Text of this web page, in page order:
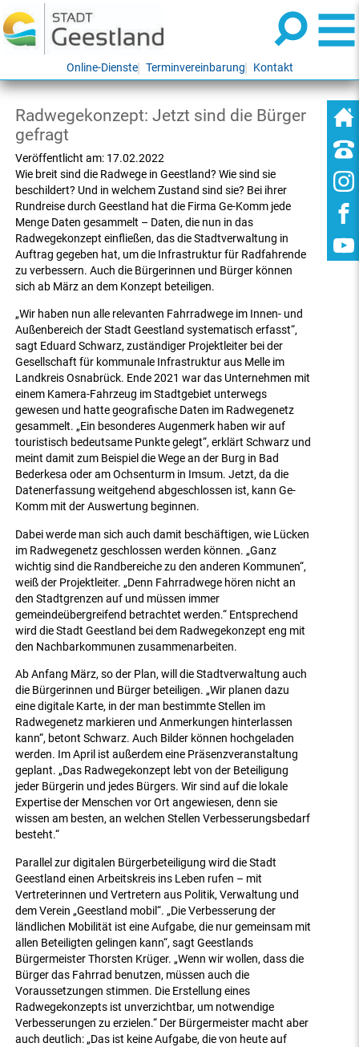
Online-Dienste Terminvereinbarung Kontakt
Radwegekonzept: Jetzt sind die Bürger
gefragt
Veröffentlicht am: 17.02.2022
Wie breit sind die Radwege in Geestland? Wie sind sie
beschildert? Und in welchem Zustand sind sie? Bei ihrer
Rundreise durch Geestland hat die Firma Ge-Komm jede
Menge Daten gesammelt – Daten, die nun in das
Radwegekonzept einfließen, das die Stadtverwaltung in
Auftrag gegeben hat, um die Infrastruktur für Radfahrende
zu verbessern. Auch die Bürgerinnen und Bürger können
sich ab März an dem Konzept beteiligen.
„Wir haben nun alle relevanten Fahrradwege im Innen- und
Außenbereich der Stadt Geestland systematisch erfasst“,
sagt Eduard Schwarz, zuständiger Projektleiter bei der
Gesellschaft für kommunale Infrastruktur aus Melle im
Landkreis Osnabrück. Ende 2021 war das Unternehmen mit
einem Kamera-Fahrzeug im Stadtgebiet unterwegs
gewesen und hatte geografische Daten im Radwegenetz
gesammelt. „Ein besonderes Augenmerk haben wir auf
touristisch bedeutsame Punkte gelegt“, erklärt Schwarz und
meint damit zum Beispiel die Wege an der Burg in Bad
Bederkesa oder am Ochsenturm in Imsum. Jetzt, da die
Datenerfassung weitgehend abgeschlossen ist, kann Ge-
Komm mit der Auswertung beginnen.
Dabei werde man sich auch damit beschäftigen, wie Lücken
im Radwegenetz geschlossen werden können. „Ganz
wichtig sind die Randbereiche zu den anderen Kommunen“,
weiß der Projektleiter. „Denn Fahrradwege hören nicht an
den Stadtgrenzen auf und müssen immer
gemeindeübergreifend betrachtet werden.“ Entsprechend
wird die Stadt Geestland bei dem Radwegekonzept eng mit
den Nachbarkommunen zusammenarbeiten.
Ab Anfang März, so der Plan, will die Stadtverwaltung auch
die Bürgerinnen und Bürger beteiligen. „Wir planen dazu
eine digitale Karte, in der man bestimmte Stellen im
Radwegenetz markieren und Anmerkungen hinterlassen
kann“, betont Schwarz. Auch Bilder können hochgeladen
werden. Im April ist außerdem eine Präsenzveranstaltung
geplant. „Das Radwegekonzept lebt von der Beteiligung
jeder Bürgerin und jedes Bürgers. Wir sind auf die lokale
Expertise der Menschen vor Ort angewiesen, denn sie
wissen am besten, an welchen Stellen Verbesserungsbedarf
besteht.“
Parallel zur digitalen Bürgerbeteiligung wird die Stadt
Geestland einen Arbeitskreis ins Leben rufen – mit
Vertreterinnen und Vertretern aus Politik, Verwaltung und
dem Verein „Geestland mobil“. „Die Verbesserung der
ländlichen Mobilität ist eine Aufgabe, die nur gemeinsam mit
allen Beteiligten gelingen kann“, sagt Geestlands
Bürgermeister Thorsten Krüger. „Wenn wir wollen, dass die
Bürger das Fahrrad benutzen, müssen auch die
Voraussetzungen stimmen. Die Erstellung eines
Radwegekonzepts ist unverzichtbar, um notwendige
Verbesserungen zu erzielen.“ Der Bürgermeister macht aber
auch deutlich: „Das ist keine Aufgabe, die von heute auf